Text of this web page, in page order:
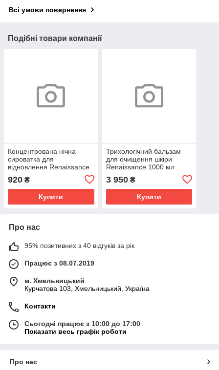
Всі умови повернення
Подібні товари компанії
Концентрована нічна
сироватка для
відновлення Renaissance
920 ₴
Купити
Трихологічний бальзам
для очищення шкіри
Renaissance 1000 мл
3 950₴
Купити
Про нас
95% позитивних з 40 відгуків за рік
Працює з 08.07.2019
м. Хмельницький
Курчатова 103, Хмельницький, Україна
Контакти
Сьогодні працює з 10:00 до 17:00
Показати весь графік роботи
Про нас